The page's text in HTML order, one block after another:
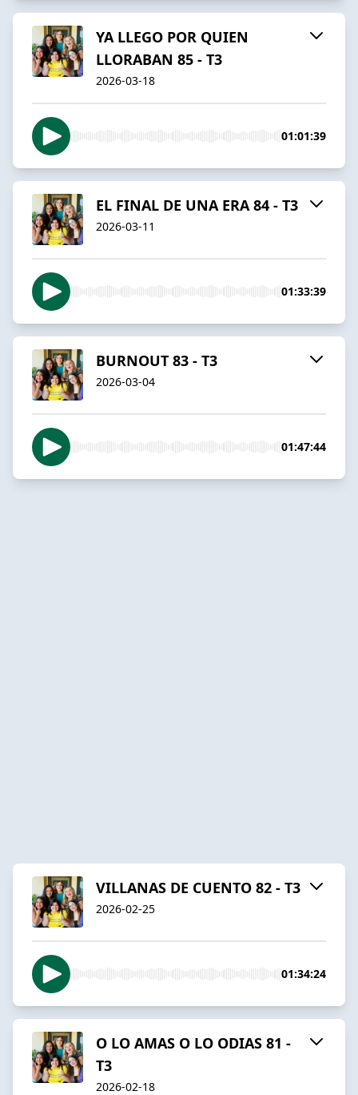
YA LLEGO POR QUIEN
LLORABAN 85 - T3
2026-03-18
01:01:39
EL FINAL DE UNA ERA 84 - T3
2026-03-11
01:33:39
BURNOUT 83 - T3
2026-03-04
01:47:44
VILLANAS DE CUENTO 82 - T3
2026-02-25
01:34:24
O LO AMAS O LO ODIAS 81 -
T3
2026-02-18